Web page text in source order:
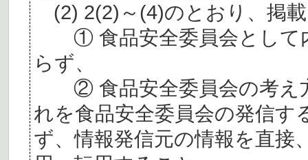
(2) 2(2)～(4)のとおり、掲
① 食品安全委員会として
らず、
② 食品安全委員会の考え
れを食品安全委員会の発信す
ず、情報発信元の情報を直接